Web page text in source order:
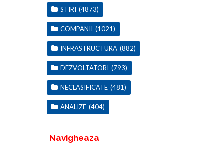
STIRI (4873)
COMPANII (1021)
INFRASTRUCTURA (882)
DEZVOLTATORI (793)
NECLASIFICATE (481)
ANALIZE (404)
Navigheaza